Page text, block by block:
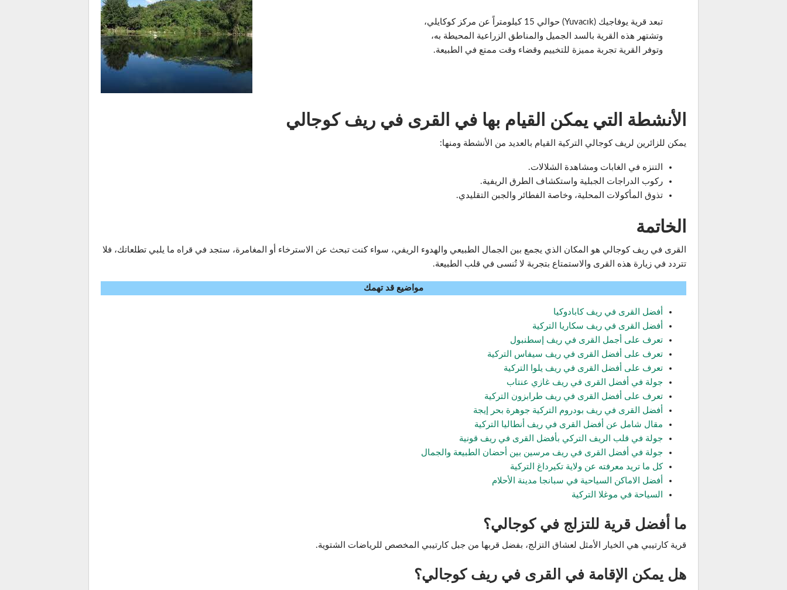
تبعد قرية يوفاجيك (Yuvacık) حوالي 15 كيلومتراً عن مركز كوكايلي،
وتشتهر هذه القرية بالسد الجميل والمناطق الزراعية المحيطة به،
وتوفر القرية تجربة مميزة للتخييم وقضاء وقت ممتع في الطبيعة.
الأنشطة التي يمكن القيام بها في القرى في ريف كوجالي
يمكن للزائرين لريف كوجالي التركية القيام بالعديد من الأنشطة ومنها:
التنزه في الغابات ومشاهدة الشلالات.
ركوب الدراجات الجبلية واستكشاف الطرق الريفية.
تذوق المأكولات المحلية، وخاصة الفطائر والجبن التقليدي.
الخاتمة
القرى في ريف كوجالي هو المكان الذي يجمع بين الجمال الطبيعي والهدوء الريفي، سواء كنت تبحث عن الاسترخاء أو المغامرة، ستجد في قراه ما يلبي تطلعاتك، فلا
تتردد في زيارة هذه القرى والاستمتاع بتجربة لا تُنسى في قلب الطبيعة.
مواضيع قد تهمك
أفضل القرى في ريف كابادوكيا
أفضل القرى في ريف سكاريا التركية
تعرف على أجمل القرى في ريف إسطنبول
تعرف على أفضل القرى في ريف سيفاس التركية
تعرف على أفضل القرى في ريف يلوا التركية
جولة في أفضل القرى في ريف غازي عنتاب
تعرف على أفضل القرى في ريف طرابزون التركية
أفضل القرى في ريف بودروم التركية جوهرة بحر إيجة
مقال شامل عن أفضل القرى في ريف أنطاليا التركية
جولة في قلب الريف التركي بأفضل القرى في ريف قونية
جولة في أفضل القرى في ريف مرسين بين أحضان الطبيعة والجمال
كل ما تريد معرفته عن ولاية تكيرداغ التركية
أفضل الاماكن السياحية في سبانجا مدينة الأحلام
السياحة في موغلا التركية
ما أفضل قرية للتزلج في كوجالي؟
قرية كارتيبي هي الخيار الأمثل لعشاق التزلج، بفضل قربها من جبل كارتيبي المخصص للرياضات الشتوية.
هل يمكن الإقامة في القرى في ريف كوجالي؟